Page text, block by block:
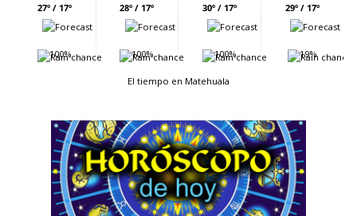
27º / 17º
100%
28º / 17º
100%
30º / 17º
100%
29º / 17º
19%
El tiempo en Matehuala